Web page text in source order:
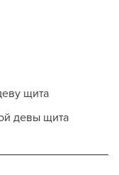
щита
девы щита